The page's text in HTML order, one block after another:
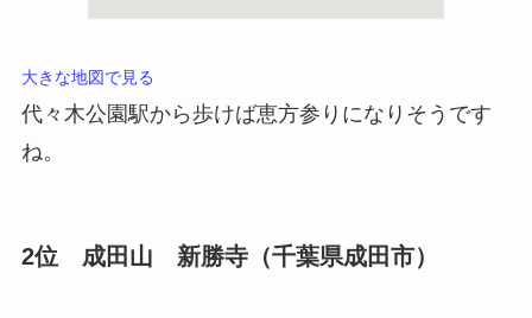
大きな地図で見る
代々木公園駅から歩けば恵方参りになりそうです
ね。
2位 成田山 新勝寺（千葉県成田市）